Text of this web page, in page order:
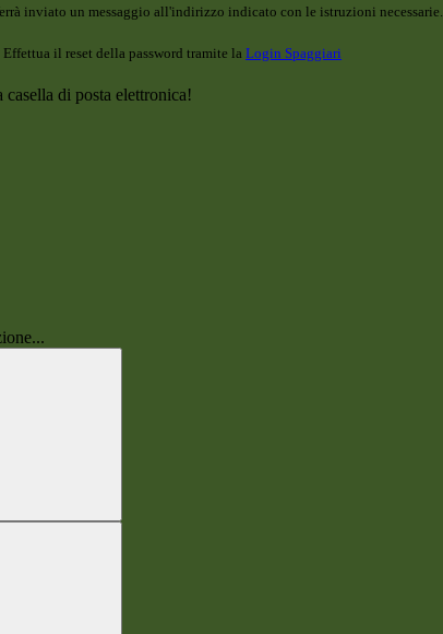
inviato un messaggio all'indirizzo indicato con le istruzioni necessarie.
il reset della password tramite la Login Spaggiari
di posta elettronica!